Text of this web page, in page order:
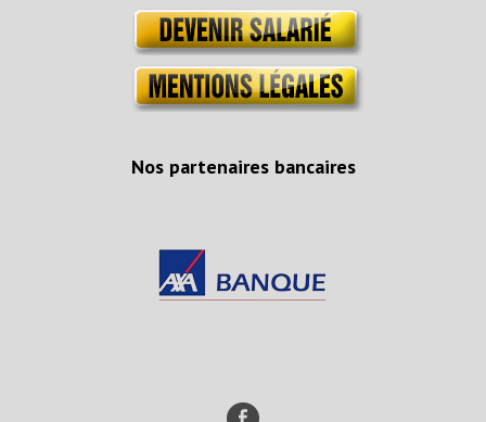
Nos partenaires bancaires